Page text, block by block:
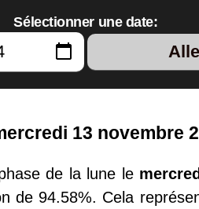
Sélectionner une date:
13 novembre
de la lune le
de 94.58%. Cela